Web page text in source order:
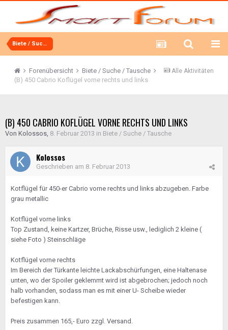
Biete / Suche / Tausche
Alle Aktivitäten
Forenübersicht
Biete / Suche / Tausche
(B) 450 Cabrio Koflügel vorne rechts und links
(B) 450 CABRIO KOFLÜGEL VORNE RECHTS UND LINKS
Von Kolossos, 8. Februar 2013 in Biete / Suche / Tausche
Kolossos
Geschrieben am 8. Februar 2013
Kotflügel für 450-er Cabrio vorne rechts und links abzugeben. Farbe
grau metallic
Kotflügel vorne links
Top Zustand, keine Kartzer, Brüche, Risse usw., lediglich 2 kleine (
siehe Foto ) Steinschläge
Kotflügel vorne rechts
Im Bereich der Türkante leichte Lackabschürfungen, eine Haltenase
unten, wo der Spoiler geklemmt wird ist abgebrochen; jedoch noch
halb vorhanden, sodass man es mit einer U- Scheibe wieder
befestigen kann.
Preis zusammen 165,- Euro zzgl. Versand.